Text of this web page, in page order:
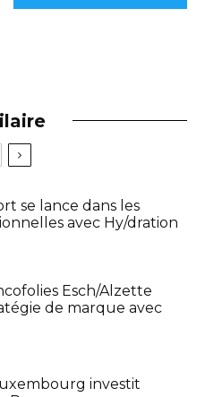
se lance dans les
avec Hy/dration
Esch/Alzette
de marque avec
investit